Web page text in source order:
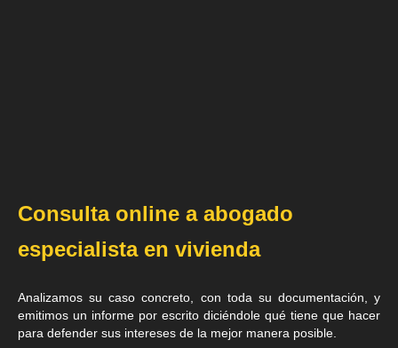
Consulta online a abogado
especialista en vivienda
Analizamos su caso concreto, con toda su documentación, y
emitimos un informe por escrito diciéndole qué tiene que hacer
para defender sus intereses de la mejor manera posible.